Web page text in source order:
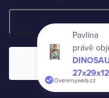
Pavlína
právě
Overenyweb.cz